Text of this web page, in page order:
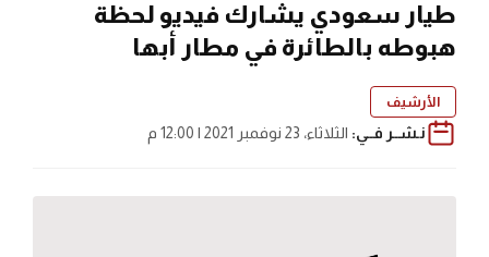
طيار سعودي يشارك فيديو لحظة
هبوطه بالطائرة في مطار أبها
الأرشيف
نـشــر فــي: الثلاثاء، 23 نوفمبر 2021 | 12:00 م